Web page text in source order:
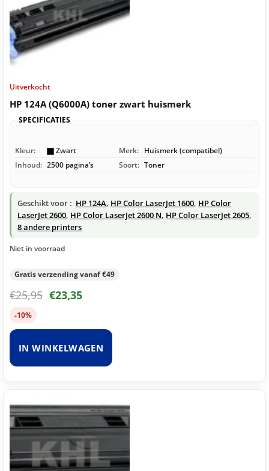
Uitverkocht
HP 124A (Q6000A) toner zwart huismerk
SPECIFICATIES
Kleur: Zwart Merk: Huismerk (compatibel)
Inhoud: 2500 pagina’s Soort: Toner
Geschikt voor : HP 124A, HP Color LaserJet 1600, HP Color
LaserJet 2600, HP Color LaserJet 2600 N, HP Color LaserJet 2605,
8 andere printers
Niet in voorraad
Gratis verzending vanaf €49
€25,95 €23,35
-10%
IN WINKELWAGEN